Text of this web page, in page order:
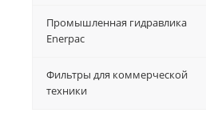
Промышленная гидравлика
Enerpac
Фильтры для коммерческой
техники